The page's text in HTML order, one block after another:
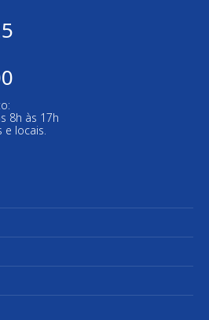
8h às 17h
e locais.